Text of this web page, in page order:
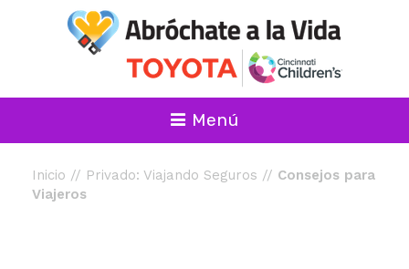
Menú
Inicio // Privado: Viajando Seguros // Consejos para
Viajeros